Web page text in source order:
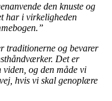
den knuste og
har i virkeligheden
traditionerne og bevarer
Det er
og den måde vi
hvis vi skal genoplære